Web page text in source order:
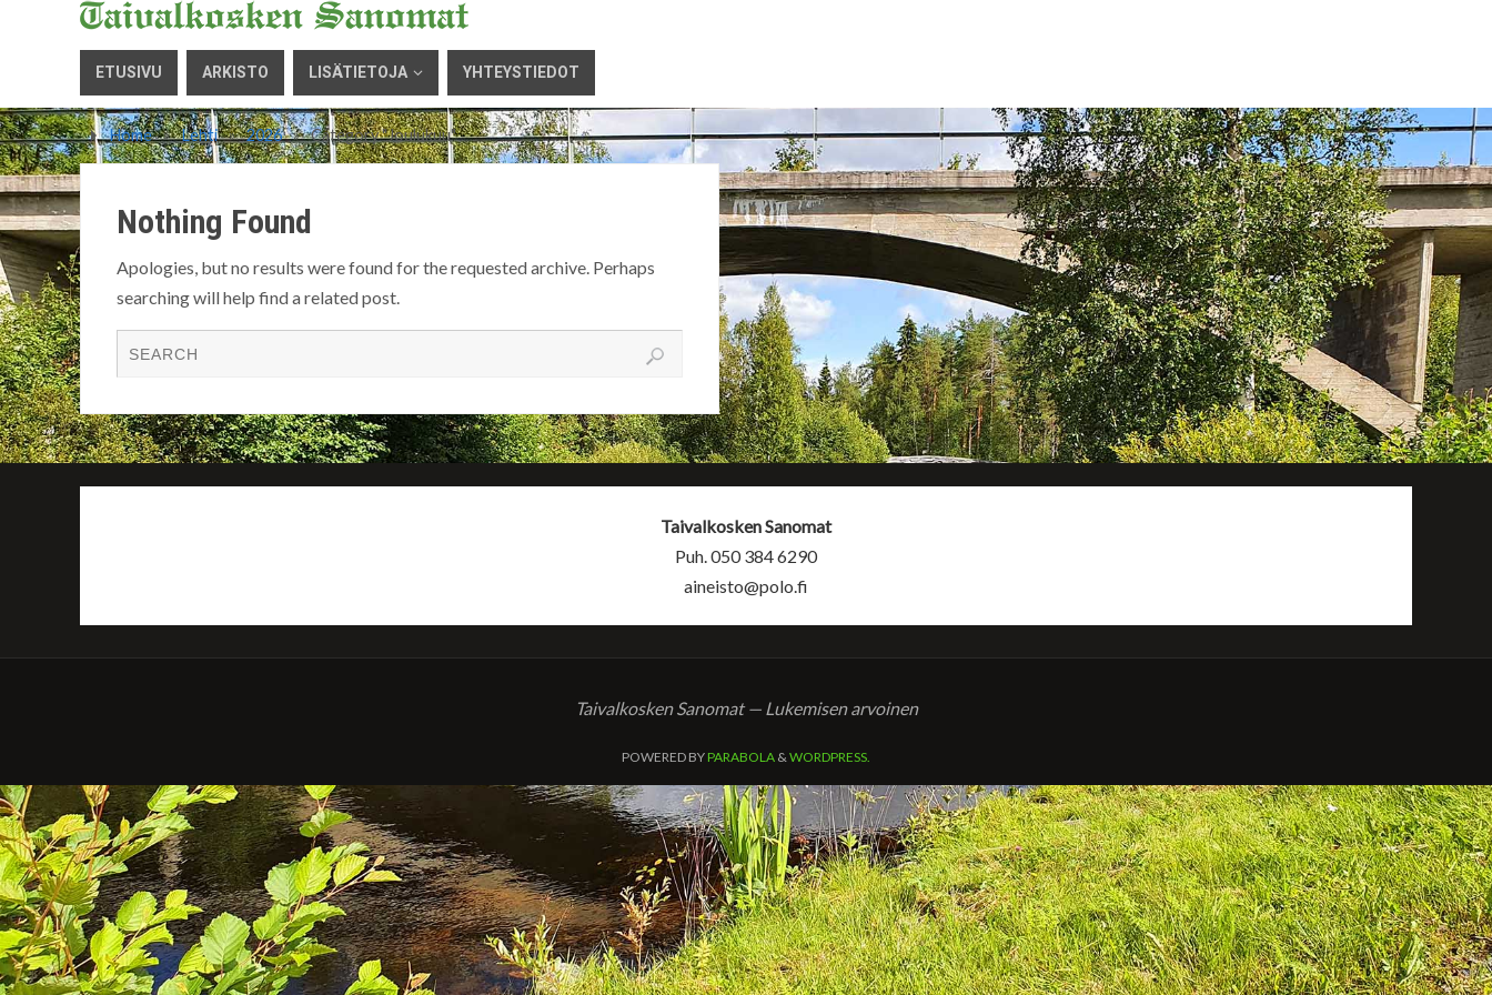
ETUSIVU ARKISTO LISÄTIETOJA YHTEYSTIEDOT
Home » Lehti » 2026 » Category "Joulukuu"
Nothing Found
Apologies, but no results were found for the requested archive. Perhaps
searching will help find a related post.
Taivalkosken Sanomat
Puh. 050 384 6290
aineisto@polo.fi
Taivalkosken Sanomat — Lukemisen arvoinen
POWERED BYPARABOLA & WORDPRESS.